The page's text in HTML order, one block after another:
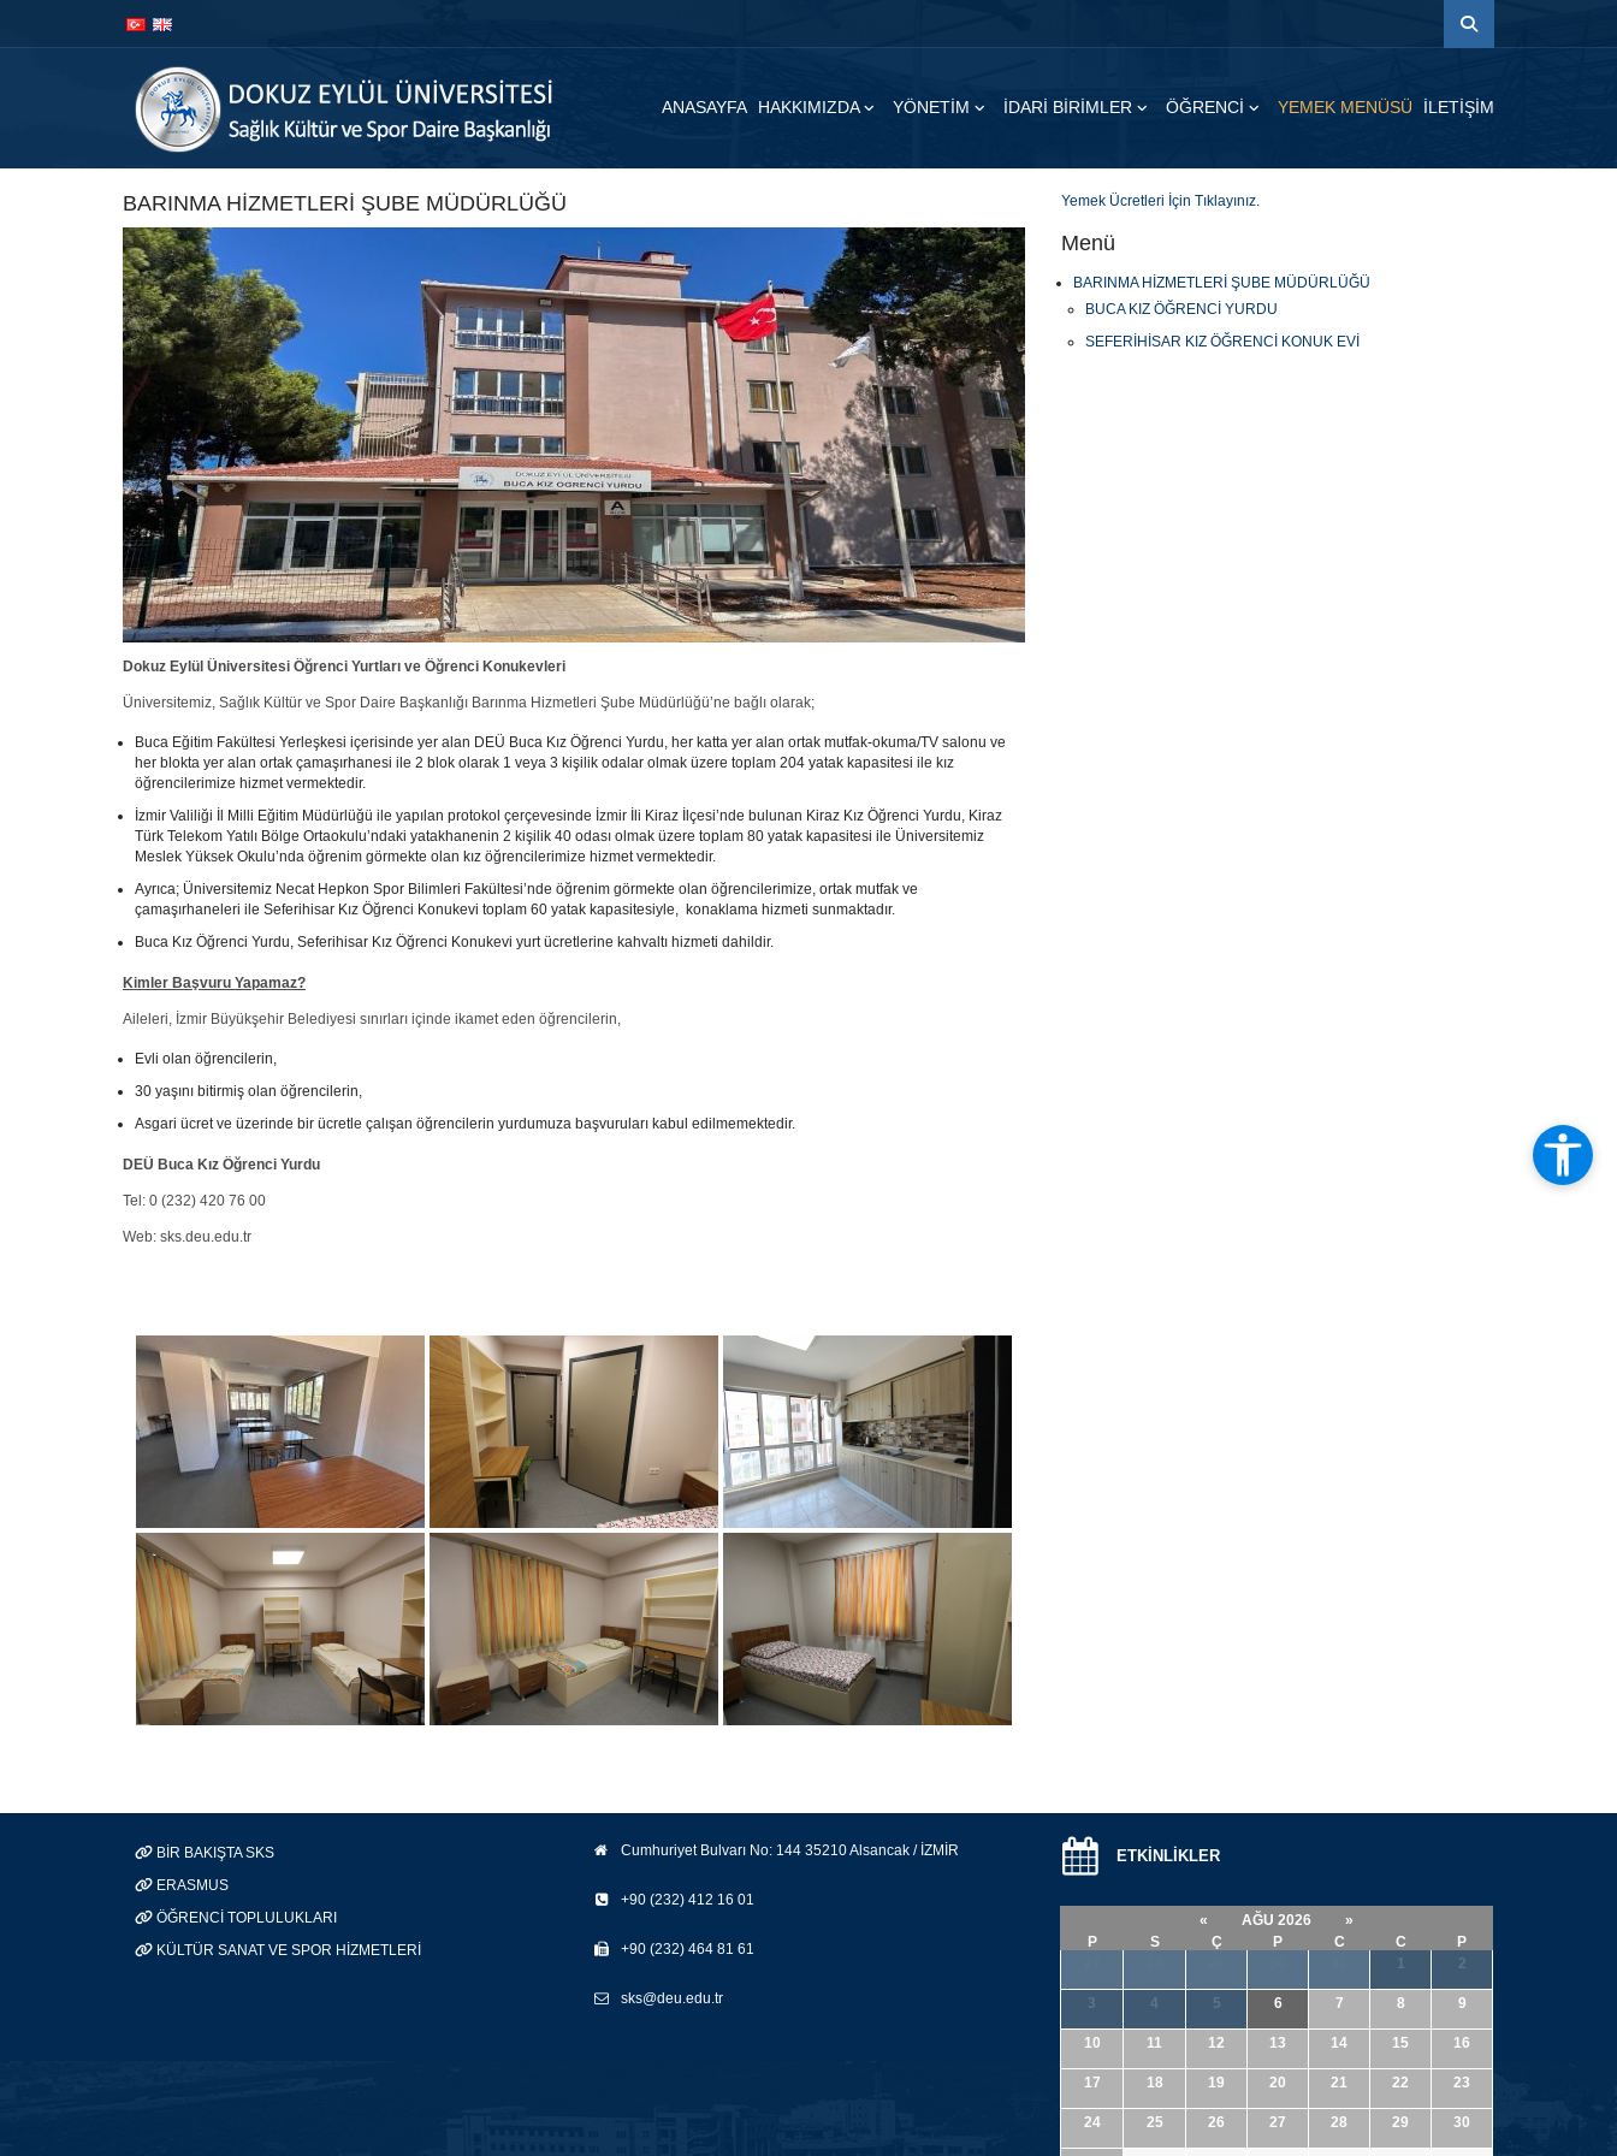
ANASAYFA HAKKIMIZDA YÖNETİM İDARİ BİRİMLER ÖĞRENCİ YEMEK MENÜSÜ İLETİŞİM
BARINMA HİZMETLERİ ŞUBE MÜDÜRLÜĞÜ
Dokuz Eylül Üniversitesi Öğrenci Yurtları ve Öğrenci Konukevleri
Üniversitemiz, Sağlık Kültür ve Spor Daire Başkanlığı Barınma Hizmetleri Şube Müdürlüğü’ne bağlı olarak;
Buca Eğitim Fakültesi Yerleşkesi içerisinde yer alan DEÜ Buca Kız Öğrenci Yurdu, her katta yer alan ortak mutfak-okuma/TV salonu ve
her blokta yer alan ortak çamaşırhanesi ile 2 blok olarak 1 veya 3 kişilik odalar olmak üzere toplam 204 yatak kapasitesi ile kız
öğrencilerimize hizmet vermektedir.
İzmir Valiliği İl Milli Eğitim Müdürlüğü ile yapılan protokol çerçevesinde İzmir İli Kiraz İlçesi’nde bulunan Kiraz Kız Öğrenci Yurdu, Kiraz
Türk Telekom Yatılı Bölge Ortaokulu’ndaki yatakhanenin 2 kişilik 40 odası olmak üzere toplam 80 yatak kapasitesi ile Üniversitemiz
Meslek Yüksek Okulu’nda öğrenim görmekte olan kız öğrencilerimize hizmet vermektedir.
Ayrıca; Üniversitemiz Necat Hepkon Spor Bilimleri Fakültesi’nde öğrenim görmekte olan öğrencilerimize, ortak mutfak ve
çamaşırhaneleri ile Seferihisar Kız Öğrenci Konukevi toplam 60 yatak kapasitesiyle, konaklama hizmeti sunmaktadır.
Buca Kız Öğrenci Yurdu, Seferihisar Kız Öğrenci Konukevi yurt ücretlerine kahvaltı hizmeti dahildir.
Kimler Başvuru Yapamaz?
Aileleri, İzmir Büyükşehir Belediyesi sınırları içinde ikamet eden öğrencilerin,
Evli olan öğrencilerin,
30 yaşını bitirmiş olan öğrencilerin,
Asgari ücret ve üzerinde bir ücretle çalışan öğrencilerin yurdumuza başvuruları kabul edilmemektedir.
DEÜ Buca Kız Öğrenci Yurdu
Tel: 0 (232) 420 76 00
Web: sks.deu.edu.tr
Yemek Ücretleri İçin Tıklayınız.
Menü
BARINMA HİZMETLERİ ŞUBE MÜDÜRLÜĞÜ
BUCA KIZ ÖĞRENCİ YURDU
SEFERİHİSAR KIZ ÖĞRENCİ KONUK EVİ
BİR BAKIŞTA SKS
ERASMUS
ÖĞRENCİ TOPLULUKLARI
KÜLTÜR SANAT VE SPOR HİZMETLERİ
Cumhuriyet Bulvarı No: 144 35210 Alsancak / İZMİR
+90 (232) 412 16 01
+90 (232) 464 81 61
sks@deu.edu.tr
ETKİNLİKLER
« AĞU 2026
»
P
S Ç P C C
P
1 2
3 4 5 6 7 8 9
10 11 12 13 14 15 16
17 18 19 20 21 22 23
24 25 26 27 28 29 30